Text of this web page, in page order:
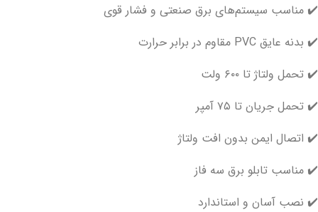
✔️ مناسب سیستم‌های برق صنعتی و فشار قوی
✔️ بدنه عایق PVC مقاوم در برابر حرارت
✔️ تحمل ولتاژ تا ۶۰۰ ولت
✔️ تحمل جریان تا ۷۵ آمپر
✔️ اتصال ایمن بدون افت ولتاژ
✔️ مناسب تابلو برق سه فاز
✔️ نصب آسان و استاندارد